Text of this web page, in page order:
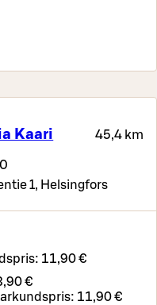
Kaari 45,4 km
1, Helsingfors
11,90 €
€
11,90 €